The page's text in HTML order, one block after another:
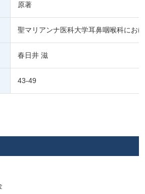
原著
聖マリアンナ医科大学耳鼻咽喉科にお
春日井 滋
43-49